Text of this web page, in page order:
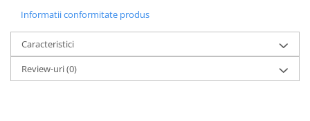
Informatii conformitate produs
Caracteristici
Review-uri(0)